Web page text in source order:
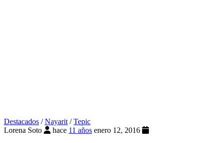
Destacados /Nayarit/Tepic
Lorena Soto
hace 11 años enero 12, 2016